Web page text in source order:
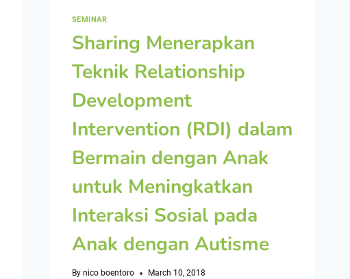
SEMINAR
Sharing Menerapkan
Teknik Relationship
Development
Intervention (RDI) dalam
Bermain dengan Anak
untuk Meningkatkan
Interaksi Sosial pada
Anak dengan Autisme
By nico boentoro March 10, 2018